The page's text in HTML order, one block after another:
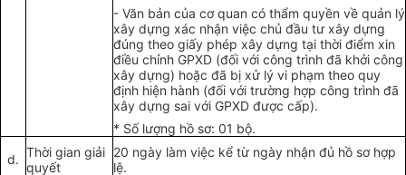
- Văn bản của cơ quan có thẩm quyền về quản lý
xây dựng xác nhận việc chủ đầu tư xây dựng
đúng theo giấy phép xây dựng tại thời điểm xin
điều chỉnh GPXD (đối với công trình đã khởi công
xây dựng) hoặc đã bị xử lý vi phạm theo quy
định hiện hành (đối với trường hợp công trình đã
xây dựng sai với GPXD được cấp).
* Số lượng hồ sơ: 01 bộ.
d. Thời gian giải
quyết
20 ngày làm việc kể từ ngày nhận đủ hồ sơ hợp
lệ.